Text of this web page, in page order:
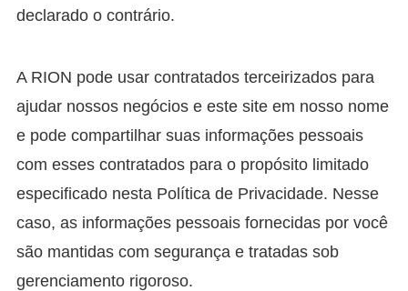
declarado o contrário.
A RION pode usar contratados terceirizados para
ajudar nossos negócios e este site em nosso nome
e pode compartilhar suas informações pessoais
com esses contratados para o propósito limitado
especificado nesta Política de Privacidade. Nesse
caso, as informações pessoais fornecidas por você
são mantidas com segurança e tratadas sob
gerenciamento rigoroso.